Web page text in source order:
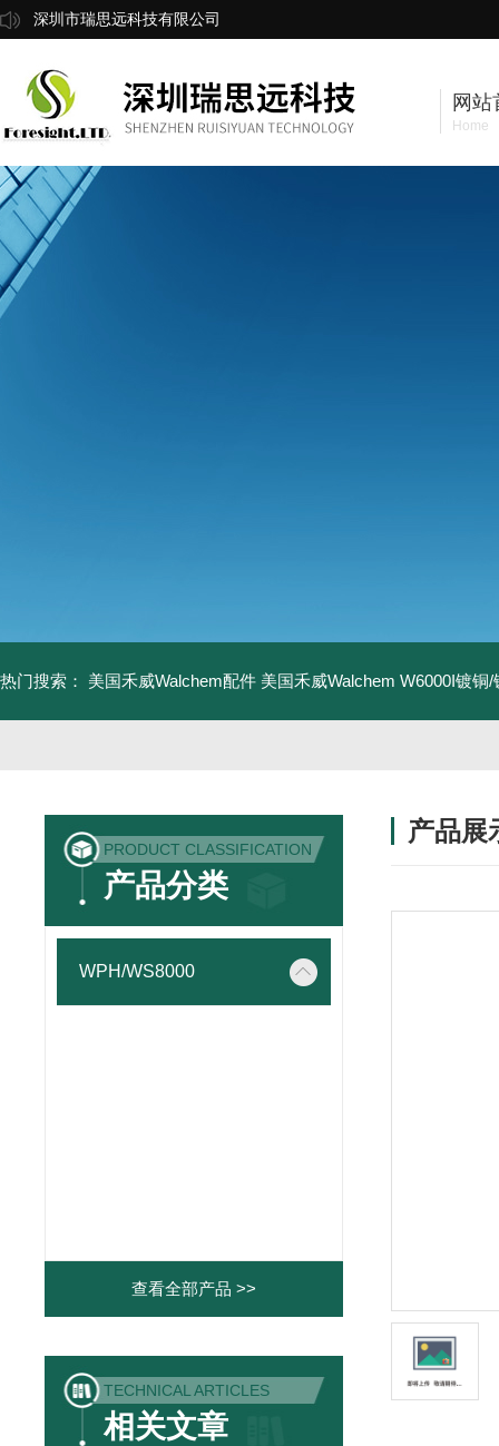
深圳市瑞思远科技有限公司
网站
Home
热门搜索： 美国禾威Walchem配件 美国禾威Walchem W6000I镀铜
PRODUCT CLASSIFICATION
产品分类
WPH/WS8000
查看全部产品 >>
TECHNICAL ARTICLES
相关文章
产品展